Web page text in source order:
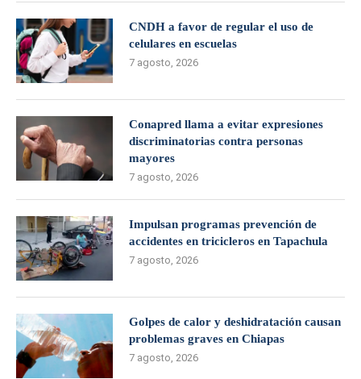
CNDH a favor de regular el uso de
celulares en escuelas
7 agosto, 2026
Conapred llama a evitar expresiones
discriminatorias contra personas
mayores
7 agosto, 2026
Impulsan programas prevención de
accidentes en tricicleros en Tapachula
7 agosto, 2026
Golpes de calor y deshidratación causan
problemas graves en Chiapas
7 agosto, 2026